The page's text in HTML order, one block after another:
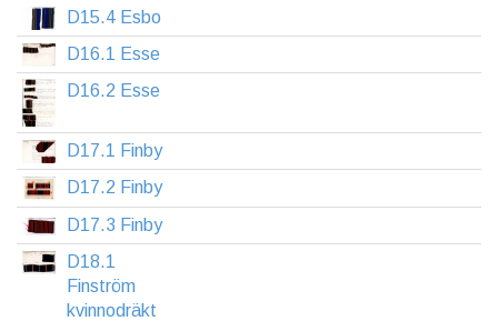
D15.4 Esbo
D16.1 Esse
D16.2 Esse
D17.1 Finby
D17.2 Finby
D17.3 Finby
D18.1
Finström
kvinnodräkt